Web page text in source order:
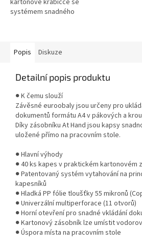
systémem snadného
Popis Diskuze
Detailní popis produktu
● K čemu slouží
Závěsné euroobaly jsou určeny pro
dokumentů formátu A4 v pákových a
Díky zásobníku At Hand jsou kapsy
uložené přímo na pracovním stole.
● Hlavní výhody
● 40 ks kapes v praktickém kartonovém
● Patentovaný systém vytahování na
kapesníků
● Hladká PP fólie tloušťky 55 mikronů
● Univerzální multiperforace (11 otvorů)
● Horní otevření pro snadné vkládání
● Kartonový zásobník lze umístit
● Úspora místa na pracovním stole